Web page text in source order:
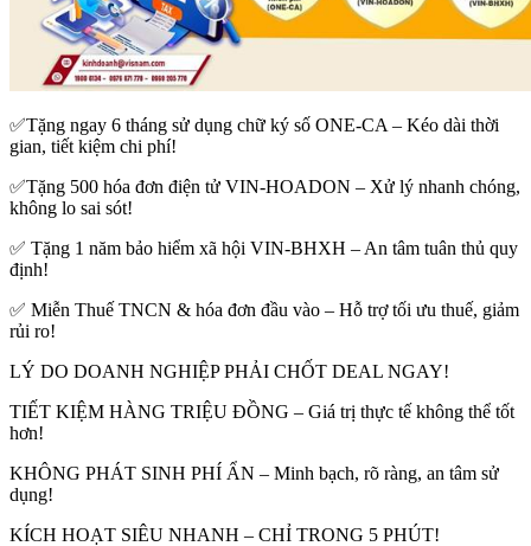
✅Tặng ngay 6 tháng sử dụng chữ ký số ONE-CA – Kéo dài thời
gian, tiết kiệm chi phí!
✅Tặng 500 hóa đơn điện tử VIN-HOADON – Xử lý nhanh chóng,
không lo sai sót!
✅ Tặng 1 năm bảo hiểm xã hội VIN-BHXH – An tâm tuân thủ quy
định!
✅ Miễn Thuế TNCN & hóa đơn đầu vào – Hỗ trợ tối ưu thuế, giảm
rủi ro!
LÝ DO DOANH NGHIỆP PHẢI CHỐT DEAL NGAY!
TIẾT KIỆM HÀNG TRIỆU ĐỒNG – Giá trị thực tế không thể tốt
hơn!
KHÔNG PHÁT SINH PHÍ ẨN – Minh bạch, rõ ràng, an tâm sử
dụng!
KÍCH HOẠT SIÊU NHANH – CHỈ TRONG 5 PHÚT!